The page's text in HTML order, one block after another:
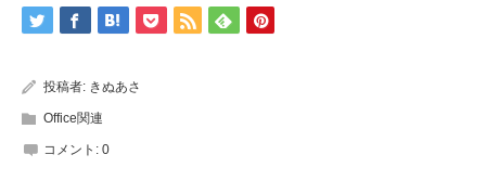
投稿者: きぬあさ
Office関連
コメント: 0